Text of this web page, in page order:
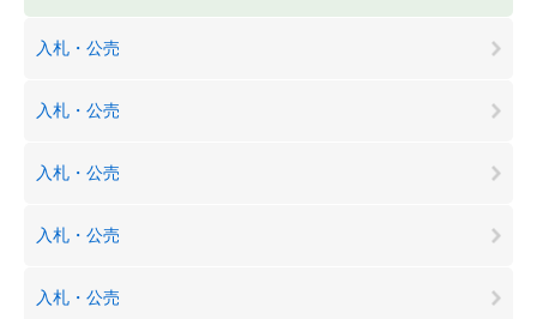
入札・公売
入札・公売
入札・公売
入札・公売
入札・公売